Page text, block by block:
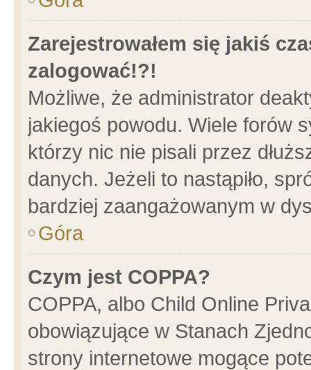
Zarejestrowałem się jakiś
zalogować!?!
Możliwe, że administrator
jakiegoś powodu. Wiele forów
którzy nic nie pisali przez
danych. Jeżeli to nastąpiło,
bardziej zaangażowanym w
Góra
Czym jest COPPA?
COPPA, albo Child Online
obowiązujące w Stanach
strony internetowe mogące